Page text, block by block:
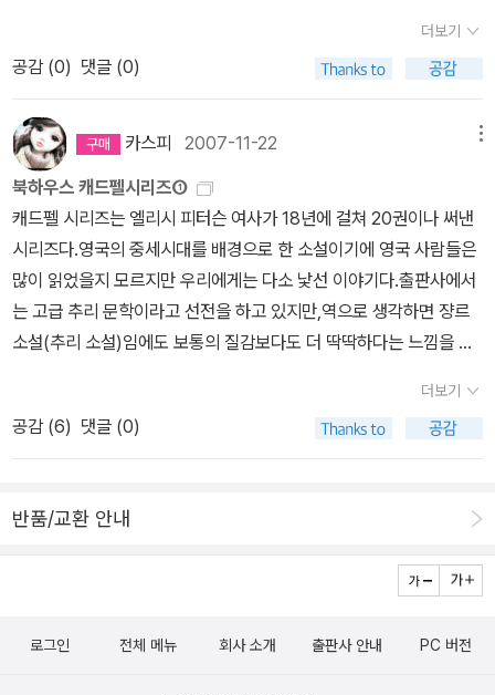
좋겠습니다. 추리/미스터리/액션/스릴러/공포 캐드펠 시리즈 상
반기에 한권 읽기 시작하면서 쭉쭉쭉 쭉쭉쭉~2014년에도 쭉쭉쭉 쭉
쭉쭉~ (+오디오북) 레인저스 시리즈 드디어 10권 읽었
다. 아... 이 책 1권을 구입하면서 이렇게 긴 시리즈가 될거라 생각 못
했지요.은근 제가 구입한 원서들이 시리즈들이 많아요... 시리즈일거
라 예상은 않하고 표지가 이뻐서 구매했다가.... -.-;; 여기까지.. 일반
적으로 10권이 완결일거란 생각이 들어 읽기 시작했는데, 12권이 출
간되었어요. -.-;;각권마다 재미있게 읽긴했는데, 이상하게 시리즈의
연관성과 흡입력이 떨어져서 계속 다음 이야기가 궁금해지고 그렇지
는 않은것 같아요. 아마도 제가 좋아하는 판타지에 살짝 벗어난다는
점도 저의 흥미를 떨어뜨린것 같아요.^^그래서 제가 구입한 10권까
각해는데, 듣다보니 주인공이 남자인경우 남자분이 여자인경우 여자
서 책 표지가 바뀌어 출간되어 기존의 표지들이 절판되었네요. 이 표
지도 좀 섬뜻한것이 영화를 봐야할까... 고민하게 합니다.^^ '캐리'는 1
974년에 출간된 스티븐 킹의 첫작품이랍니다. 이 책이 40년전의 책
라마로도 보고 책으로도 이미 읽어서 내용을 아는데도, 원서로 다시
John Creasey Memorial Dagger :The Judas Pair / (Jonatha
n Gash) 1978 Gold Dagger: The Chelsea Murder / (Lionel D
avidson) Silver Dagger 「마담 탓소가 기다리다지쳐(밀랍인형)」
Waxwork /피터 러브제이(Peter Lovesey) -남도 ,뉴라이프 스타
일(절판)John Creasey Memorial Dagger :「도망치는 집오리-페
어게임」 A Running Duck 폴라•고슬링(Paula Gosling) -서지원 1
979 Gold Dagger :「잘 쓰는 오른팔」 Whip Hand /딕 프랜시스(Di
ck Francis) -동서dmb Silver Dagger: 「사망자들의 예배」 Servic
e of All the Dead /콜린 덱스터(Colin Dexter) John Creasey
Memorial Dagger: 「영광의 토요일」 Saturday of Glory / (Davi
d Serafin) 1980 Gold Dagger: The Murder of the Maharaja
h/ H•R•F•키팅(H. R. F. Keating) Silver Dagger :「수도사의 두
건」 Monk's Hood /앨리스 피터즈(Ellis Peters) -북하우스 John
더보기
공감 (0) 댓글 (0)
카스피 2007-11-22
북하우스 캐드펠시리즈①
캐드펠 시리즈는 엘리시 피터슨 여사가 18년에 걸쳐 20권이나 써낸
시리즈다.영국의 중세시대를 배경으로 한 소설이기에 영국 사람들은
많이 읽었을지 모르지만 우리에게는 다소 낯선 이야기다.출판사에서
는 고급 추리 문학이라고 선전을 하고 있지만,역으로 생각하면 쟝르
소설(추리 소설)임에도 보통의 질감보다도 더 딱딱하다는 느낌을 주
0권이라니….같은 중세를 배경으로 한 작품인 장미의 이름처럼 인구
에 회자된 소설도 아니고 코난 도일의 홈즈나 모리스 르불랑의 뤼팽
처럼 우리가 어려서 듣도 자란 친숙한 이름도 아닌 캐드펠 수사를 20
않았을 것 같은데 뚝심있게 20권 전부를 번역 출판한 북하우스를 다
판사가 망하지 않게 하는 것도 독자들의 책임이다. 캐드펠 시리즈는
일본 추리 소설들과는 달리 쉽게 읽혀지지 않은 작품이다.영국 역사
더보기
공감 (6) 댓글 (0)
반품/교환 안내
로그인 전체 메뉴 회사 소개 출판사 안내 PC 버전